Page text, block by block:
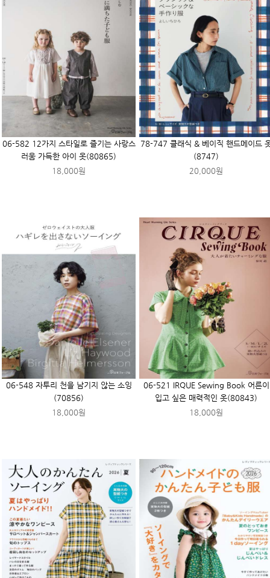
06-582 12가지 스타일로 즐기는 사랑스
러움 가득한 아이 옷(80865)
18,000원
78-747 클래식 & 베이직 핸드메이드
(8747)
20,000원
06-548 자투리 천을 남기지 않는 소잉
(70856)
18,000원
06-521 IRQUE Sewing Book 어른이
입고 싶은 매력적인 옷(80843)
18,000원